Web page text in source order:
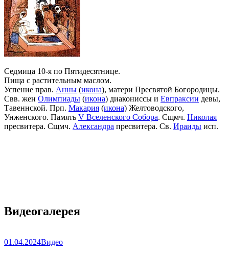
Седмица 10-я по Пятидесятнице.
Пища с растительным маслом.
Успение прав. Анны (икона), матери Пресвятой Богородицы.
Свв. жен Олимпиады (икона) диакониссы и Евпраксии девы,
Тавеннской. Прп. Макария (икона) Желтоводского,
Унженского. Память V Вселенского Собора. Сщмч. Николая
пресвитера. Сщмч. Александра пресвитера. Св. Ираиды исп.
Видеогалерея
01.04.2024Видео